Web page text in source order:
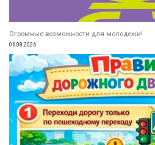
Огромные возможности для молодежи!
06.08.2026